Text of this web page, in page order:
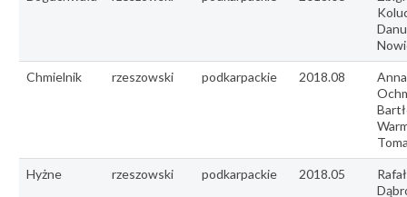
Chmielnik rzeszowski podkarpackie 2018.08
Anna
Hyżne rzeszowski podkarpackie 2018.05
Rafał